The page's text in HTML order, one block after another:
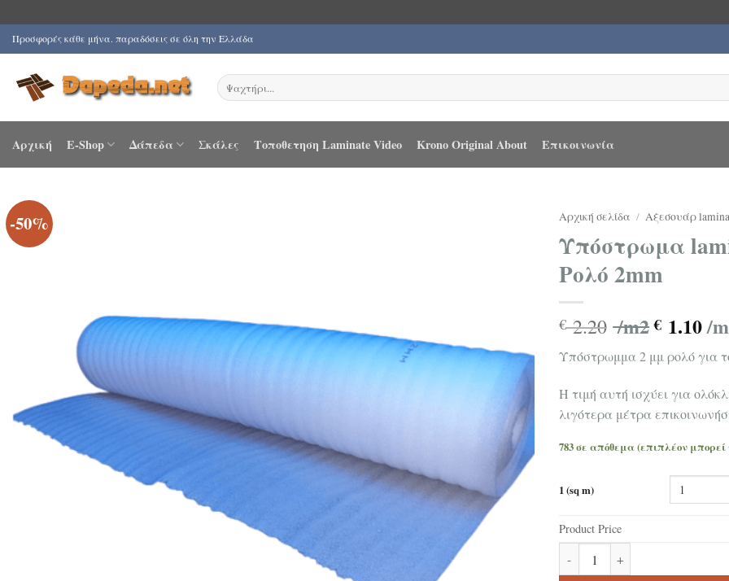
Μετάβαση
στο
περιεχόμενο
Προσφορές κάθε μήνα. παραδόσεις σε όλη την Ελλάδα
Αναζήτηση
για:
Αρχική E-Shop Δάπεδα Σκάλες Τοποθετηση Laminate Video Krono Original About Επικοινωνία
-50% Αρχική σελίδα / Αξεσουάρ
Υπόστρωμα
Ρολό 2mm
€2.20 /m2 € 1.10/
Υπόστρωμμα 2 μμ ρολό για
Η τιμή αυτή ισχύει για
λιγότερα μέτρα
783 σε απόθεμα (επιπλέον
1 (sq m)
Product Price